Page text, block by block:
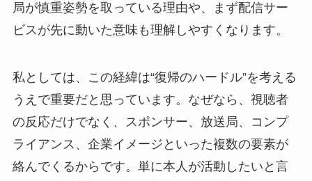
局が慎重姿勢を取っている理由や、まず配信サー
ビスが先に動いた意味も理解しやすくなります。
私としては、この経緯は“復帰のハードル”を考える
うえで重要だと思っています。なぜなら、視聴者
の反応だけでなく、スポンサー、放送局、コンプ
ライアンス、企業イメージといった複数の要素が
絡んでくるからです。単に本人が活動したいと言